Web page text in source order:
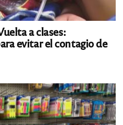
a clases:
evitar el contagio de